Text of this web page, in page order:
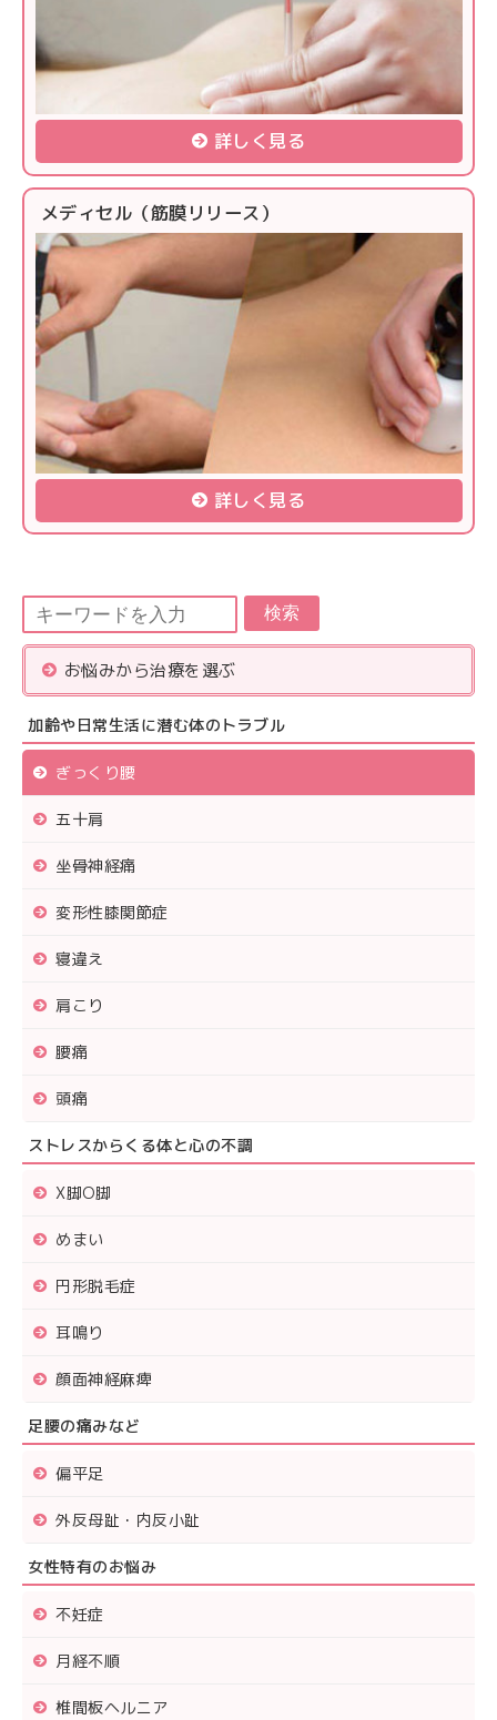
詳しく見る
メディセル（筋膜リリース）
詳しく見る
検索
お悩みから治療を選ぶ
加齢や日常生活に潜む体のトラブル
ぎっくり腰
五十肩
坐骨神経痛
変形性膝関節症
寝違え
肩こり
腰痛
頭痛
ストレスからくる体と心の不調
X脚O脚
めまい
円形脱毛症
耳鳴り
顔面神経麻痺
足腰の痛みなど
偏平足
外反母趾・内反小趾
女性特有のお悩み
不妊症
月経不順
椎間板ヘルニア